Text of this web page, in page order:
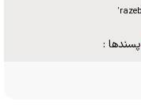
پسندها :